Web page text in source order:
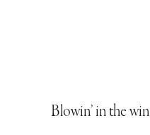
Blowin’ in the